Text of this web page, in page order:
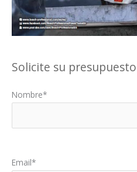
Solicite su presupuesto
Nombre*
Email*